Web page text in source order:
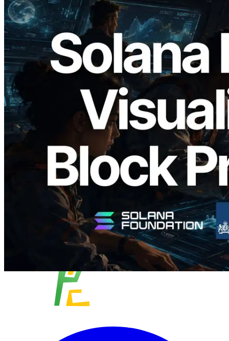
2026.05.24
Validators Solutions Meluncurkan Solana
Block Analyzer — Memvisualisasikan
Waktu Produksi Blok per Slot dan
Validator yang Ditugaskan